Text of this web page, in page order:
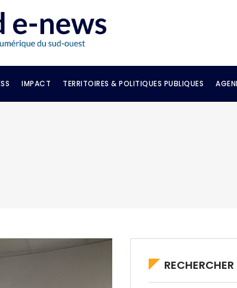
IMPACT TERRITOIRES & POLITIQUES PUBLIQUES
RECHERCHER